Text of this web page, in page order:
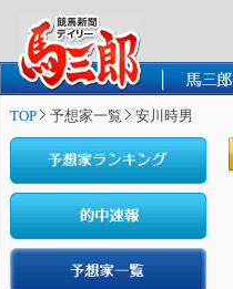
TOP 予想家一覧 安川時男